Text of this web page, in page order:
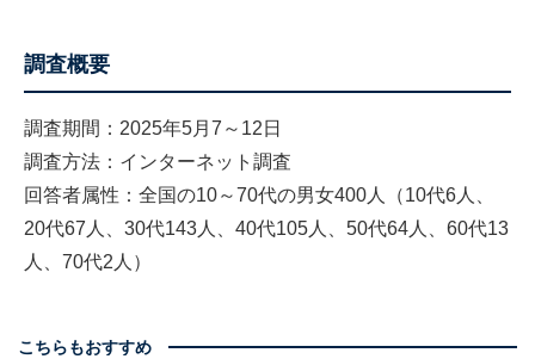
調査概要
調査期間：2025年5月7～12日
調査方法：インターネット調査
回答者属性：全国の10～70代の男女400人（10代6人、
20代67人、30代143人、40代105人、50代64人、60代13
人、70代2人）
こちらもおすすめ